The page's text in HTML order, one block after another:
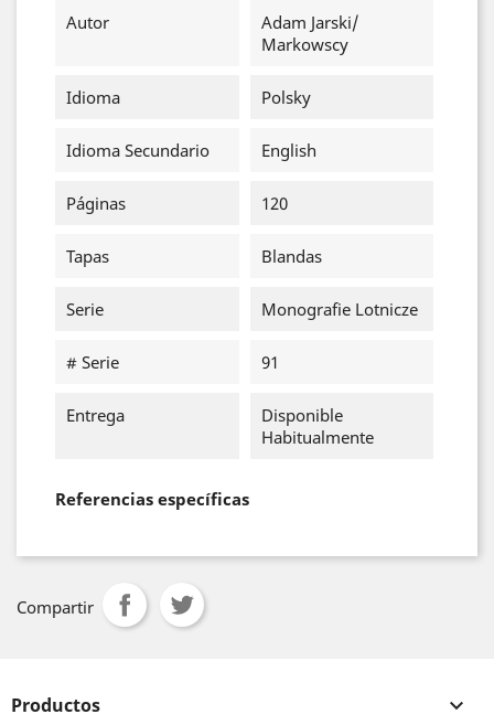
Autor
Adam Jarski/
Markowscy
Idioma Polsky
Idioma Secundario English
Páginas 120
Tapas Blandas
Serie Monografie Lotnicze
# Serie 91
Entrega
Disponible
Habitualmente
Referencias específicas
Compartir
Productos 